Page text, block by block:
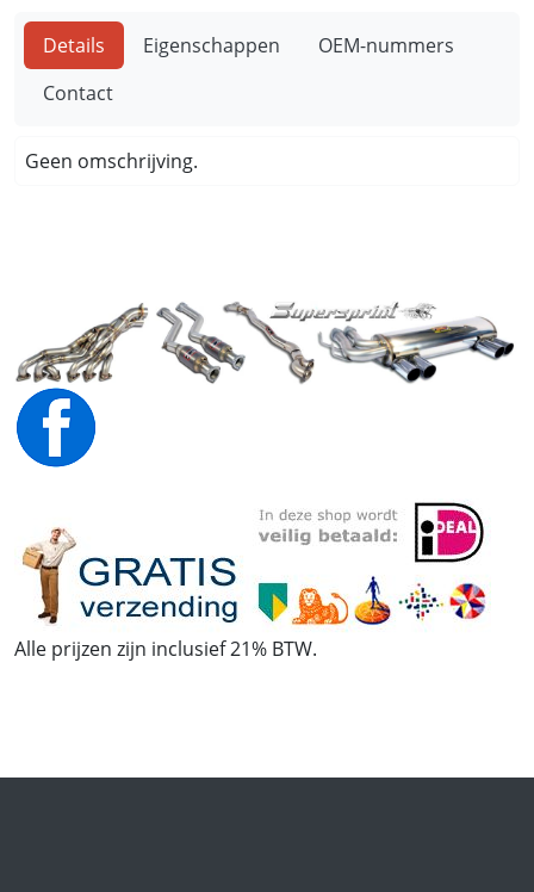
Details Eigenschappen
OEM-nummers
Contact
Geen omschrijving.
Alle prijzen zijn inclusief 21% BTW.